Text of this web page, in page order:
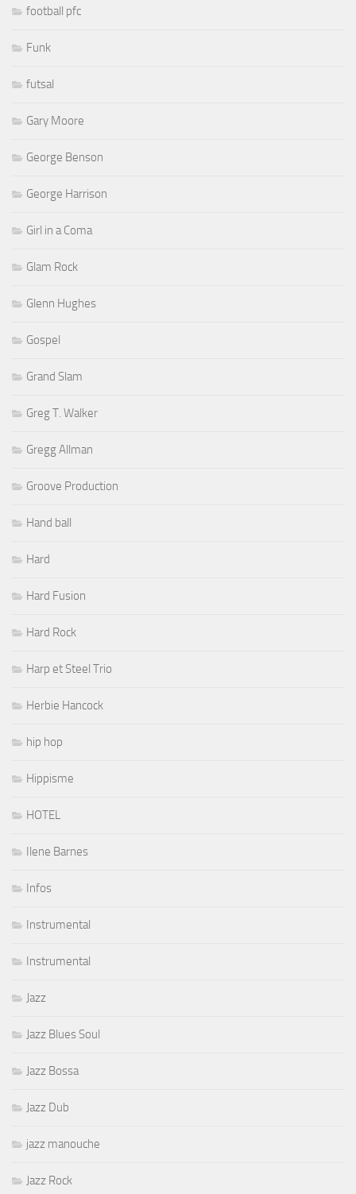
football pfc
Funk
futsal
Gary Moore
George Benson
George Harrison
Girl in a Coma
Glam Rock
Glenn Hughes
Gospel
Grand Slam
Greg T. Walker
Gregg Allman
Groove Production
Hand ball
Hard
Hard Fusion
Hard Rock
Harp et Steel Trio
Herbie Hancock
hip hop
Hippisme
HOTEL
Ilene Barnes
Infos
Instrumental
Instrumental
Jazz
Jazz Blues Soul
Jazz Bossa
Jazz Dub
jazz manouche
Jazz Rock